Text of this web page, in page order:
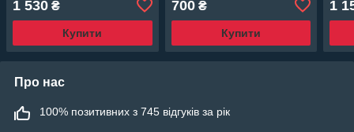
1 530 ₴
Купити
700₴
Купити
1
Про нас
100% позитивних з 745 відгуків за рік